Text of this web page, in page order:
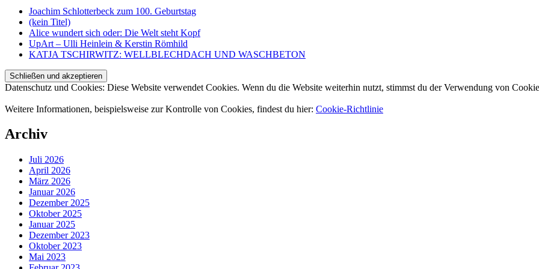
Joachim Schlotterbeck zum 100. Geburtstag
(kein Titel)
Alice wundert sich oder: Die Welt steht Kopf
UpArt – Ulli Heinlein & Kerstin Römhild
KATJA TSCHIRWITZ: WELLBLECHDACH UND WASCHBETON
Datenschutz und Cookies: Diese Website verwendet Cookies. Wenn du die Website weiterhin nutzt, stimmst du der Verwendung von
Weitere Informationen, beispielsweise zur Kontrolle von Cookies, findest du hier: Cookie-Richtlinie
Archiv
Juli 2026
April 2026
März 2026
Januar 2026
Dezember 2025
Oktober 2025
Januar 2025
Dezember 2023
Oktober 2023
Mai 2023